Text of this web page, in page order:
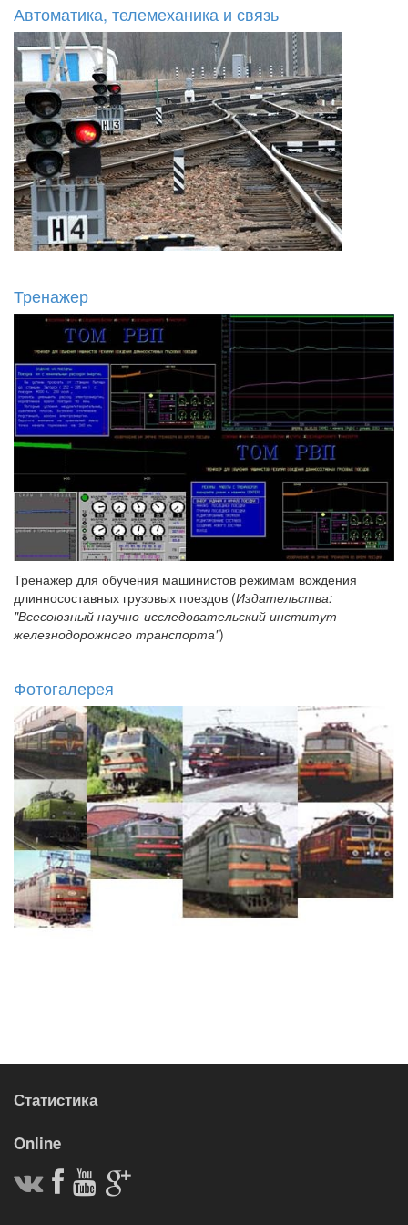
Автоматика, телемеханика и связь
Тренажер
Тренажер для обучения машинистов режимам вождения
длинносоставных грузовых поездов (Издательства:
"Всесоюзный научно-исследовательский институт
железнодорожного транспорта")
Фотогалерея
Статистика
Online